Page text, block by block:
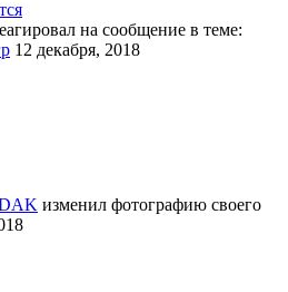
на сообщение в теме:
12 декабря, 2018
изменил фотографию своего